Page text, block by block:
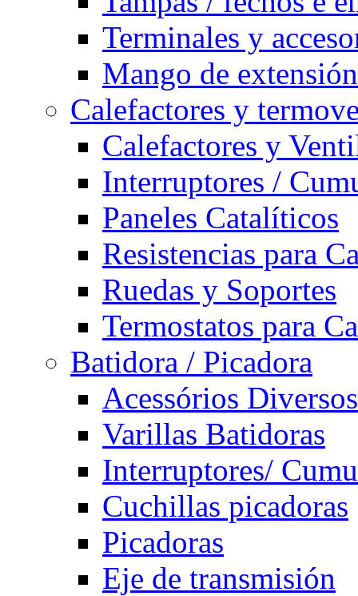
Terminales y
Mango de
Calefactores y
Calefactores y
Interruptores /
Paneles Catalíticos
Resistencias para
Ruedas y Soportes
Termostatos para
Batidora / Picadora
Acessórios Diversos
Varillas Batidoras
Interruptores/
Cuchillas picadoras
Picadoras
Eje de transmisión